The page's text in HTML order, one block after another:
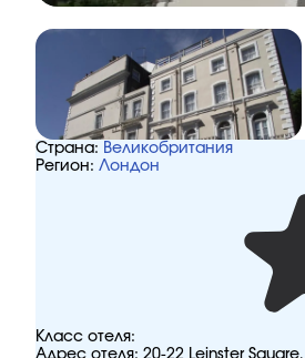
Страна: Великобритания
Регион: Лондон
Класс отеля:
Адрес отеля: 20-22 Leinster